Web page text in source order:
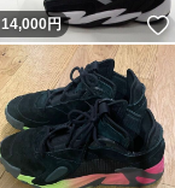
いいね！
14,000円